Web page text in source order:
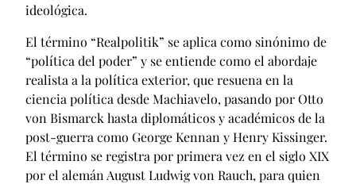
ideológica.
El término “Realpolitik” se aplica como sinónimo de
“política del poder” y se entiende como el abordaje
realista a la política exterior, que resuena en la
ciencia política desde Machiavelo, pasando por Otto
von Bismarck hasta diplomáticos y académicos de la
post-guerra como George Kennan y Henry Kissinger.
El término se registra por primera vez en el siglo XIX
por el alemán August Ludwig von Rauch, para quien